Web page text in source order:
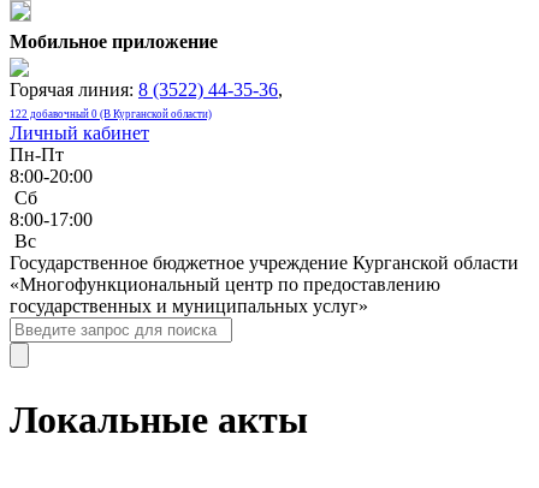
Мобильное приложение
Горячая линия: 8 (3522) 44-35-36,
122 добавочный 0 (В Курганской области)
Личный кабинет
Пн-Пт
8:00-20:00
Сб
8:00-17:00
Bc
Государственное бюджетное учреждение Курганской области
«Многофункциональный центр по предоставлению
государственных и муниципальных услуг»
Локальные акты